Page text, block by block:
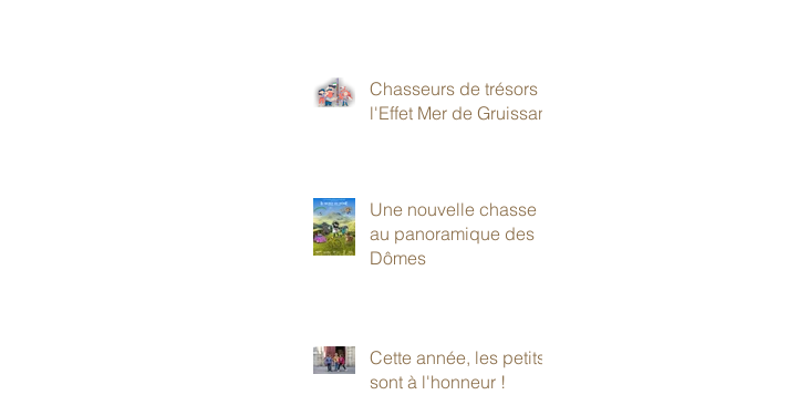
Chasseurs de trésors à
l'Effet Mer de Gruissan
Une nouvelle chasse
au panoramique des
Dômes
Cette année, les petits
sont à l'honneur !